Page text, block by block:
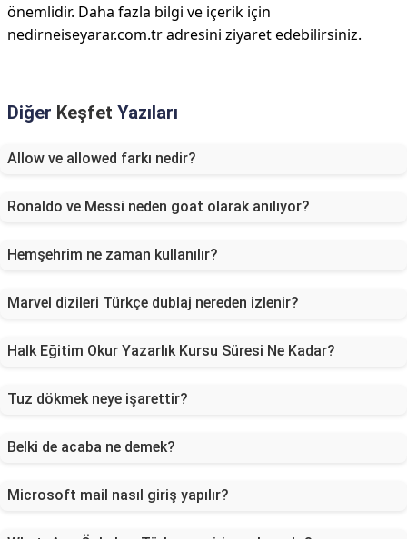
önemlidir. Daha fazla bilgi ve içerik için
nedirneiseyarar.com.tr adresini ziyaret edebilirsiniz.
Diğer Keşfet Yazıları
Allow ve allowed farkı nedir?
Ronaldo ve Messi neden goat olarak anılıyor?
Hemşehrim ne zaman kullanılır?
Marvel dizileri Türkçe dublaj nereden izlenir?
Halk Eğitim Okur Yazarlık Kursu Süresi Ne Kadar?
Tuz dökmek neye işarettir?
Belki de acaba ne demek?
Microsoft mail nasıl giriş yapılır?